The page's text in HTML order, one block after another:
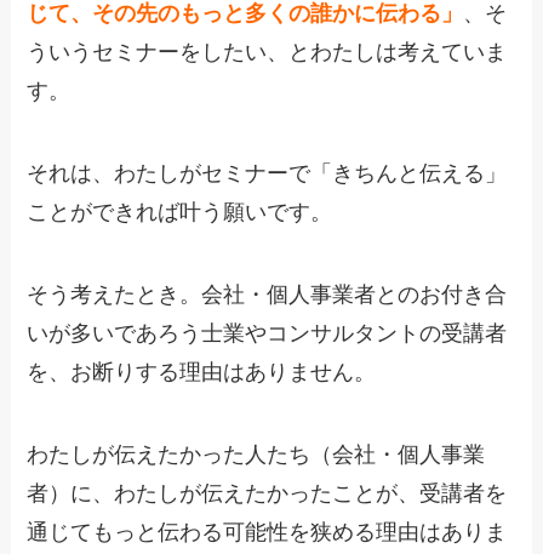
じて、その先のもっと多くの誰かに伝わる」 、そ
ういうセミナーをしたい、とわたしは考えていま
す。
それは、わたしがセミナーで「きちんと伝える」
ことができれば叶う願いです。
そう考えたとき。会社・個人事業者とのお付き合
いが多いであろう士業やコンサルタントの受講者
を、お断りする理由はありません。
わたしが伝えたかった人たち（会社・個人事業
者）に、わたしが伝えたかったことが、受講者を
通じてもっと伝わる可能性を狭める理由はありま